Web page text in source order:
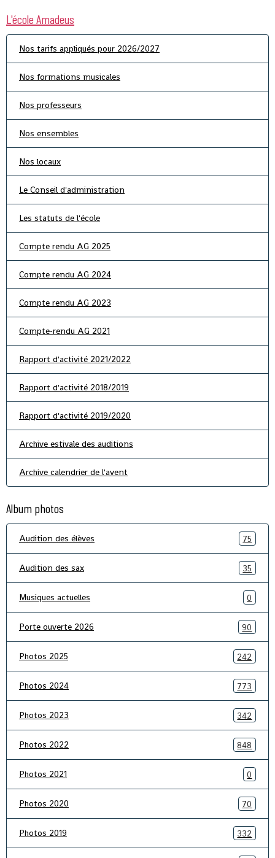
L'école Amadeus
Nos tarifs appliqués pour 2026/2027
Nos formations musicales
Nos professeurs
Nos ensembles
Nos locaux
Le Conseil d'administration
Les statuts de l'école
Compte rendu AG 2025
Compte rendu AG 2024
Compte rendu AG 2023
Compte-rendu AG 2021
Rapport d'activité 2021/2022
Rapport d'activité 2018/2019
Rapport d'activité 2019/2020
Archive estivale des auditions
Archive calendrier de l'avent
Album photos
Audition des élèves 75
Audition des sax 35
Musiques actuelles 0
Porte ouverte 2026 90
Photos 2025 242
Photos 2024 773
Photos 2023 342
Photos 2022 848
Photos 2021 0
Photos 2020 70
Photos 2019 332